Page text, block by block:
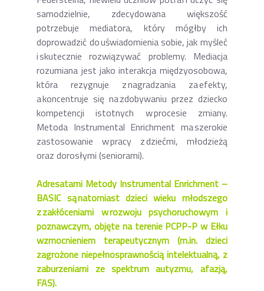
samodzielnie, zdecydowana większość
potrzebuje mediatora, który mógłby ich
doprowadzić do uświadomienia sobie, jak myśleć
i skutecznie rozwiązywać problemy. Mediacja
rozumiana jest jako interakcja międzyosobowa,
która rezygnuje z nagradzania za efekty,
a koncentruje się na zdobywaniu przez dziecko
kompetencji istotnych w procesie zmiany.
Metoda Instrumental Enrichment ma szerokie
zastosowanie w pracy z dziećmi, młodzieżą
oraz dorosłymi (seniorami).
Adresatami Metody Instrumental Enrichment –
BASIC są natomiast dzieci wieku młodszego
z zakłóceniami w rozwoju psychoruchowym i
poznawczym, objęte na terenie PCPP-P w Ełku
wzmocnieniem terapeutycznym (m.in. dzieci
zagrożone niepełnosprawnością intelektualną, z
zaburzeniami ze spektrum autyzmu, afazją,
FAS).